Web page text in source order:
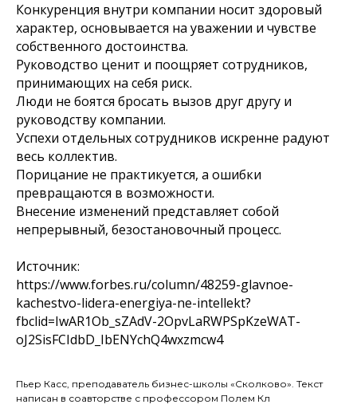
Конкуренция внутри компании носит здоровый
характер, основывается на уважении и чувстве
собственного достоинства.
Руководство ценит и поощряет сотрудников,
принимающих на себя риск.
Люди не боятся бросать вызов друг другу и
руководству компании.
Успехи отдельных сотрудников искренне радуют
весь коллектив.
Порицание не практикуется, а ошибки
превращаются в возможности.
Внесение изменений представляет собой
непрерывный, безостановочный процесс.
Источник:
https://www.forbes.ru/column/48259-glavnoe-
kachestvo-lidera-energiya-ne-intellekt?
fbclid=IwAR1Ob_sZAdV-2OpvLaRWPSpKzeWAT-
oJ2SisFCIdbD_IbENYchQ4wxzmcw4
Пьер Касс, преподаватель бизнес-школы «Сколково». Текст
написан в соавторстве с профессором Полем Кл